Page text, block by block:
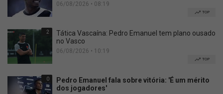
06/08/2026 • 08:19
TOP
2
Tática Vascaína: Pedro Emanuel tem plano ousado
no Vasco
06/08/2026 • 10:19
TOP
0
Pedro Emanuel fala sobre vitória: 'É um mérito
dos jogadores'